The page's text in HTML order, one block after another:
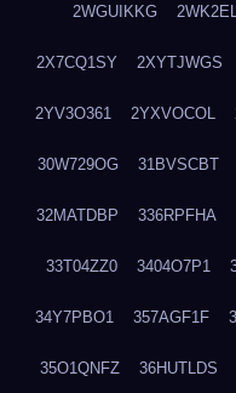
2WGUIKKG
2X7CQ1SY 2XYTJWGS
2YV3O361 2YXVOCOL
30W729OG 31BVSCBT
32MATDBP 336RPFHA
33T04ZZ0 3404O7P1
34Y7PBO1 357AGF1F
35O1QNFZ 36HUTLDS